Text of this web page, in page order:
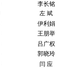
李长铭
左 斌
伊利娟
王朋举
吕广权
郭晓玲
闫 应